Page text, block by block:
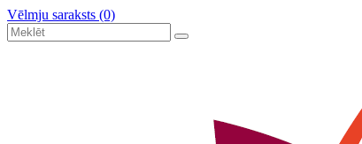
Vēlmju saraksts (0)